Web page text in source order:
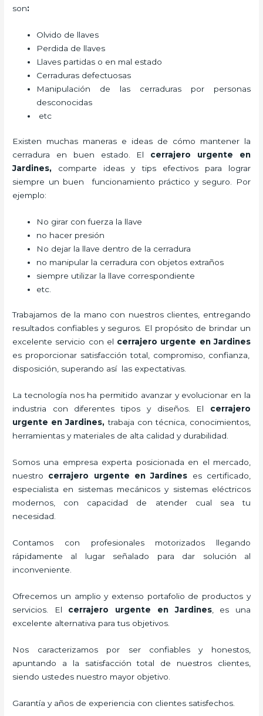
son:
Olvido de llaves
Perdida de llaves
Llaves partidas o en mal estado
Cerraduras defectuosas
Manipulación de las cerraduras por personas
desconocidas
etc
Existen muchas maneras e ideas de cómo mantener la
cerradura en buen estado. El cerrajero urgente en
Jardines, comparte ideas y tips efectivos para lograr
siempre un buen funcionamiento práctico y seguro. Por
ejemplo:
No girar con fuerza la llave
no hacer presión
No dejar la llave dentro de la cerradura
no manipular la cerradura con objetos extraños
siempre utilizar la llave correspondiente
etc.
Trabajamos de la mano con nuestros clientes, entregando
resultados confiables y seguros. El propósito de brindar un
excelente servicio con el cerrajero urgente en Jardines
es proporcionar satisfacción total, compromiso, confianza,
disposición, superando así las expectativas.
La tecnología nos ha permitido avanzar y evolucionar en la
industria con diferentes tipos y diseños. El cerrajero
urgente en Jardines,trabaja con técnica, conocimientos,
herramientas y materiales de alta calidad y durabilidad.
Somos una empresa experta posicionada en el mercado,
nuestro cerrajero urgente en Jardines es certificado,
especialista en sistemas mecánicos y sistemas eléctricos
modernos, con capacidad de atender cual sea tu
necesidad.
Contamos con profesionales motorizados llegando
rápidamente al lugar señalado para dar solución al
inconveniente.
Ofrecemos un amplio y extenso portafolio de productos y
servicios. El cerrajero urgente en Jardines, es una
excelente alternativa para tus objetivos.
Nos caracterizamos por ser confiables y honestos,
apuntando a la satisfacción total de nuestros clientes,
siendo ustedes nuestro mayor objetivo.
Garantía y años de experiencia con clientes satisfechos.